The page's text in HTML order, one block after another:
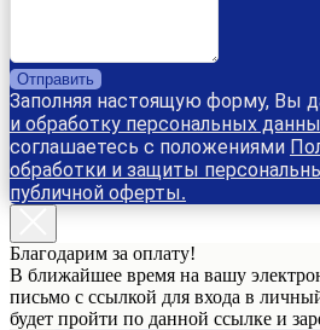
Отправить
Заполняя настоящую форму, Вы
и обработку персональных
соглашаетесь с положениями
обработки и защиты
публичной оферты.
Благодарим за оплату!
В ближайшее время на вашу
письмо с ссылкой для входа в
будет пройти по данной ссылке и